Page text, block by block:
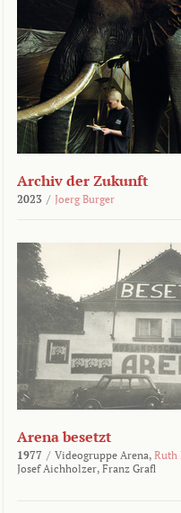
Archiv der Zukunft
2023 / Joerg Burger
Arena besetzt
1977 / Videogruppe Arena, Ruth
Josef Aichholzer, Franz Grafl